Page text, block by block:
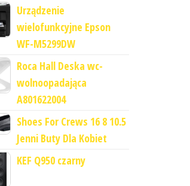
Urządzenie
wielofunkcyjne Epson
WF-M5299DW
Roca Hall Deska wc-
wolnoopadająca
A801622004
Shoes For Crews 16 8 10.5
Jenni Buty Dla Kobiet
KEF Q950 czarny